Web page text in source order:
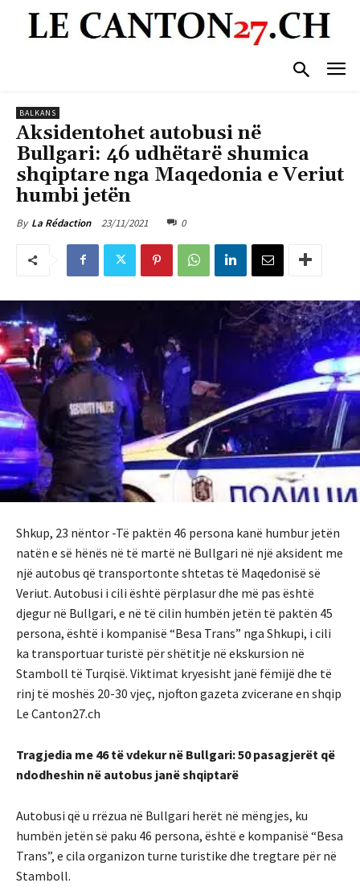
BALKANS
Aksidentohet autobusi në
Bullgari: 46 udhëtarë shumica
shqiptare nga Maqedonia e Veriut
humbi jetën
By La Rédaction 23/11/2021 0
Shkup, 23 nëntor -Të paktën 46 persona kanë humbur jetën
natën e së hënës në të martë në Bullgari në një aksident me
një autobus që transportonte shtetas të Maqedonisë së
Veriut. Autobusi i cili është përplasur dhe më pas është
djegur në Bullgari, e në të cilin humbën jetën të paktën 45
persona, është i kompanisë “Besa Trans” nga Shkupi, i cili
ka transportuar turistë për shëtitje në ekskursion në
Stamboll të Turqisë. Viktimat kryesisht janë fëmijë dhe të
rinj të moshës 20-30 vjeç, njofton gazeta zvicerane en shqip
Le Canton27.ch
Tragjedia me 46 të vdekur në Bullgari: 50 pasagjerët që
ndodheshin në autobus janë shqiptarë
Autobusi që u rrëzua në Bullgari herët në mëngjes, ku
humbën jetën së paku 46 persona, është e kompanisë “Besa
Trans”, e cila organizon turne turistike dhe tregtare për në
Stamboll.